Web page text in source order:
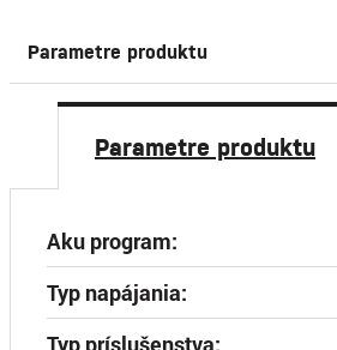
Parametre produktu
Parametre produktu
Aku program:
Typ napájania:
Typ príslušenstva: